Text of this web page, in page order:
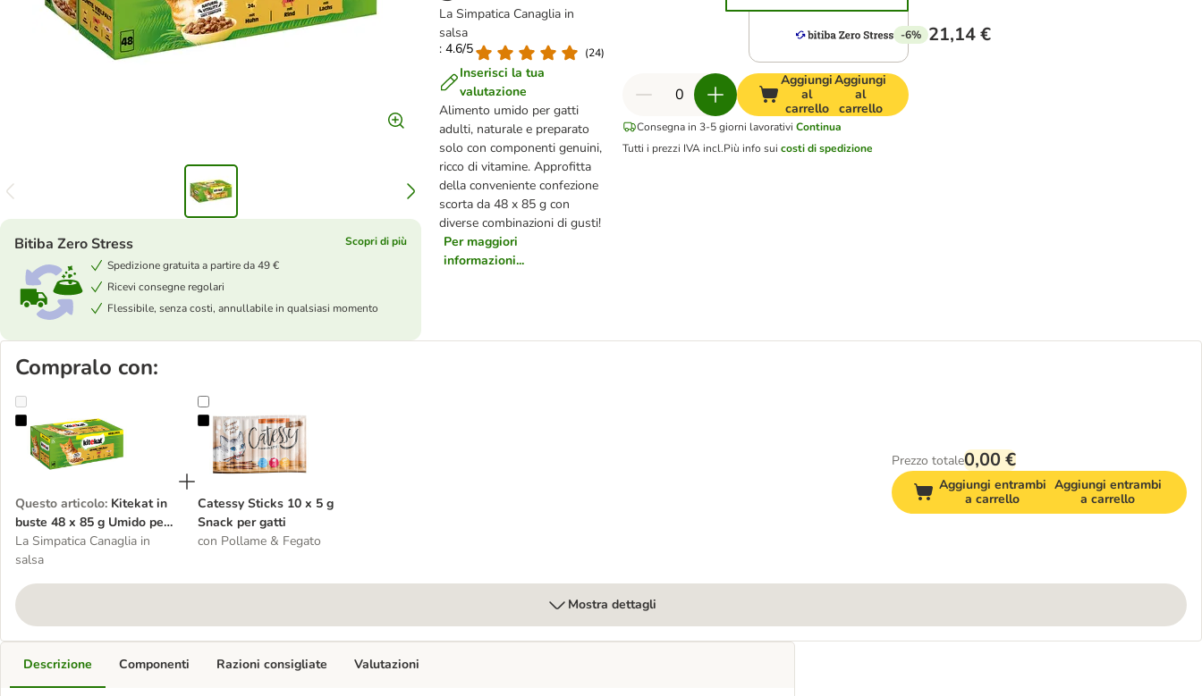
La Simpatica Canaglia in
salsa
: 4.6/5
(24)
Inserisci la tua
valutazione
Alimento umido per gatti
adulti, naturale e preparato
solo con componenti genuini,
ricco di vitamine. Approfitta
della conveniente confezione
scorta da 48 x 85 g con
diverse combinazioni di gusti!
Per maggiori
informazioni...
Bitiba Zero Stress
Scopri di più
Spedizione gratuita a partire da 49 €
Ricevi consegne regolari
Flessibile, senza costi, annullabile in qualsiasi momento
-6% 21,14 €
Aggiungi
al
carrello
Aggiungi
al
carrello
Consegna in 3-5 giorni lavorativi Continua
Tutti i prezzi IVA incl.Più info suicosti di spedizione
Compralo con:
Kitekat in buste 48 x 85 g Umido per gatto
Questo articolo: Kitekat in
buste 48 x 85 g Umido per
gatto
La Simpatica Canaglia in
salsa
Catessy Sticks 10 x 5 g Snack per gatti
Catessy Sticks 10 x 5 g
Snack per gatti
con Pollame & Fegato
Prezzo totale0,00 €
Aggiungi entrambi
a carrello
Aggiungi entrambi
a carrello
Mostra dettagli
Descrizione Componenti Razioni consigliate Valutazioni